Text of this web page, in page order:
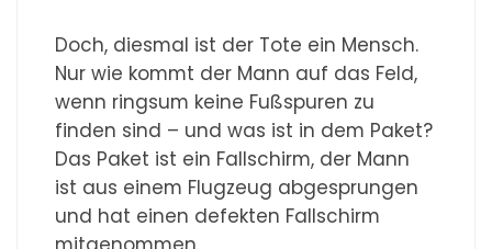
Doch, diesmal ist der Tote ein Mensch.
Nur wie kommt der Mann auf das Feld,
wenn ringsum keine Fußspuren zu
finden sind – und was ist in dem Paket?
Das Paket ist ein Fallschirm, der Mann
ist aus einem Flugzeug abgesprungen
und hat einen defekten Fallschirm